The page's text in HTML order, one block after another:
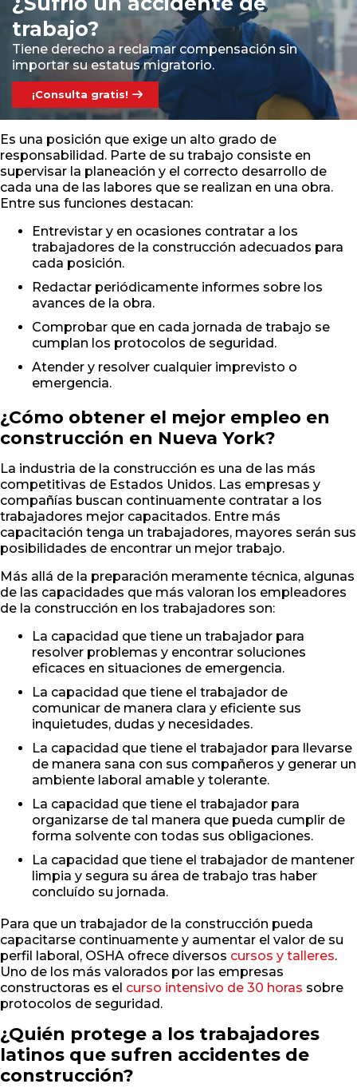
trabajo?
Tiene derecho a reclamar compensación sin
importar su estatus migratorio.
¡Consulta gratis!
Es una posición que exige un alto grado de
responsabilidad. Parte de su trabajo consiste en
supervisar la planeación y el correcto desarrollo de
cada una de las labores que se realizan en una obra.
Entre sus funciones destacan:
Entrevistar y en ocasiones contratar a los
trabajadores de la construcción adecuados para
cada posición.
Redactar periódicamente informes sobre los
avances de la obra.
Comprobar que en cada jornada de trabajo se
cumplan los protocolos de seguridad.
Atender y resolver cualquier imprevisto o
emergencia.
¿Cómo obtener el mejor empleo en
construcción en Nueva York?
La industria de la construcción es una de las más
competitivas de Estados Unidos. Las empresas y
compañías buscan continuamente contratar a los
trabajadores mejor capacitados. Entre más
capacitación tenga un trabajadores, mayores serán sus
posibilidades de encontrar un mejor trabajo.
Más allá de la preparación meramente técnica, algunas
de las capacidades que más valoran los empleadores
de la construcción en los trabajadores son:
La capacidad que tiene un trabajador para
resolver problemas y encontrar soluciones
eficaces en situaciones de emergencia.
La capacidad que tiene el trabajador de
comunicar de manera clara y eficiente sus
inquietudes, dudas y necesidades.
La capacidad que tiene el trabajador para llevarse
de manera sana con sus compañeros y generar un
ambiente laboral amable y tolerante.
La capacidad que tiene el trabajador para
organizarse de tal manera que pueda cumplir de
forma solvente con todas sus obligaciones.
La capacidad que tiene el trabajador de mantener
limpia y segura su área de trabajo tras haber
concluído su jornada.
Para que un trabajador de la construcción pueda
capacitarse continuamente y aumentar el valor de su
perfil laboral, OSHA ofrece diversos cursos y talleres.
Uno de los más valorados por las empresas
constructoras es el curso intensivo de 30 horas sobre
protocolos de seguridad.
¿Quién protege a los trabajadores
latinos que sufren accidentes de
construcción?